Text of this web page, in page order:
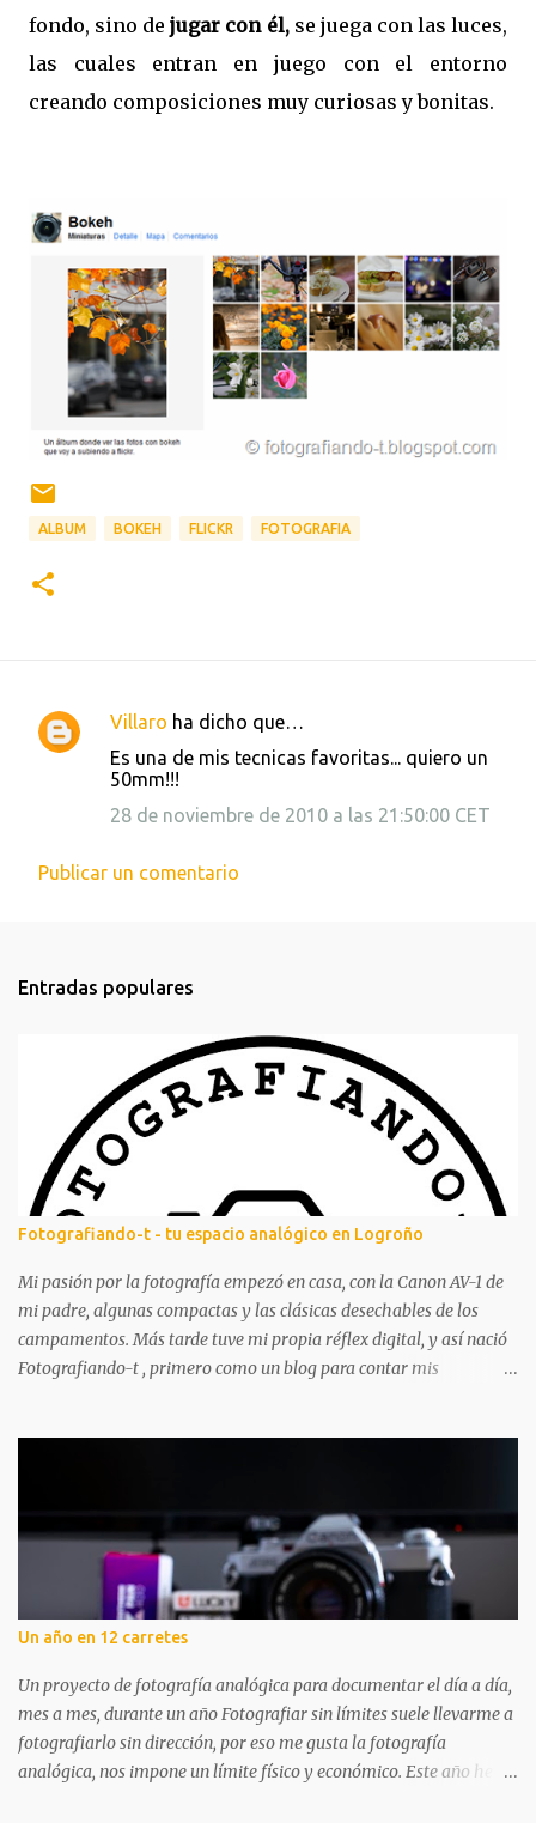
fondo, sino dejugar con él, se juega con las luces,
las cuales entran en juego con el entorno
creando composiciones muy curiosas y bonitas.
ALBUM BOKEH FLICKR FOTOGRAFIA
C
n
Villaro ha dicho que…
Es una de mis tecnicas favoritas... quiero un
50mm!!!
28 de noviembre de 2010 a las 21:50:00 CET
Publicar un comentario
Entradas populares
Fotografiando-t - tu espacio analógico en Logroño
Mi pasión por la fotografía empezó en casa, con la Canon AV-1 de
mi padre, algunas compactas y las clásicas desechables de los
campamentos. Más tarde tuve mi propia réflex digital, y así nació
Fotografiando-t , primero como un blog para contar mis
negro, mucho más tarde revelé color por primera vez y poco a
poco vas dándote cuenta de que hay mil pasos que puedes seguir
para hacer tu foto: desde elegir cámara y carrete, hasta cómo
revelas y digitalizas. Todo el proceso me apasiona. Por eso, abrir
una tienda dedicada a la fotografía analógica en Logroño tenía
experiencias. Fotografiando-t no es solo un punto de compra. En
este pequeño pero cuidado...
Un año en 12 carretes
Un proyecto de fotografía analógica para documentar el día a día,
mes a mes, durante un año Fotografiar sin límites suele llevarme a
fotografiarlo sin dirección, por eso me gusta la fotografía
analógica, nos impone un límite físico y económico. Este año he